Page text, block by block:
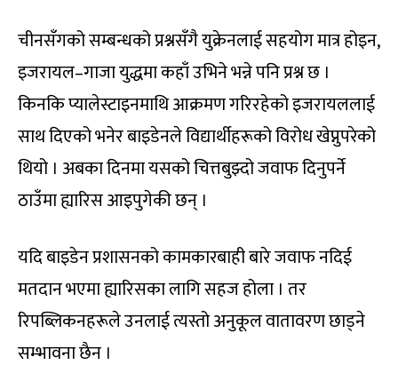
चीनसँगको सम्बन्धको प्रश्नसँगै युक्रेनलाई सहयोग मात्र होइन,
इजरायल–गाजा युद्धमा कहाँ उभिने भन्ने पनि प्रश्न छ ।
किनकि प्यालेस्टाइनमाथि आक्रमण गरिरहेको इजरायललाई
साथ दिएको भनेर बाइडेनले विद्यार्थीहरूको विरोध खेप्नुपरेको
थियो । अबका दिनमा यसको चित्तबुझ्दो जवाफ दिनुपर्ने
ठाउँमा ह्यारिस आइपुगेकी छन् ।
यदि बाइडेन प्रशासनको कामकारबाही बारे जवाफ नदिई
मतदान भएमा ह्यारिसका लागि सहज होला । तर
रिपब्लिकनहरूले उनलाई त्यस्तो अनुकूल वातावरण छाड्ने
सम्भावना छैन ।